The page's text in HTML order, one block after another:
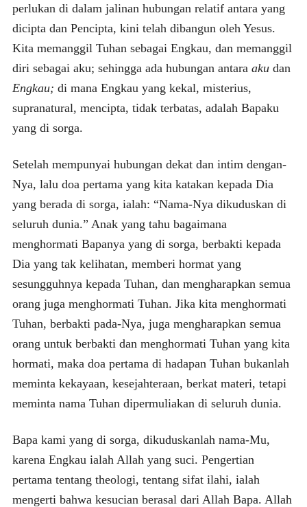
perlukan di dalam jalinan hubungan relatif antara yang
dicipta dan Pencipta, kini telah dibangun oleh Yesus.
Kita memanggil Tuhan sebagai Engkau, dan memanggil
diri sebagai aku; sehingga ada hubungan antara akudan
Engkau; di mana Engkau yang kekal, misterius,
supranatural, mencipta, tidak terbatas, adalah Bapaku
yang di sorga.
Setelah mempunyai hubungan dekat dan intim dengan-
Nya, lalu doa pertama yang kita katakan kepada Dia
yang berada di sorga, ialah: “Nama-Nya dikuduskan di
seluruh dunia.” Anak yang tahu bagaimana
menghormati Bapanya yang di sorga, berbakti kepada
Dia yang tak kelihatan, memberi hormat yang
sesungguhnya kepada Tuhan, dan mengharapkan semua
orang juga menghormati Tuhan. Jika kita menghormati
Tuhan, berbakti pada-Nya, juga mengharapkan semua
orang untuk berbakti dan menghormati Tuhan yang kita
hormati, maka doa pertama di hadapan Tuhan bukanlah
meminta kekayaan, kesejahteraan, berkat materi, tetapi
meminta nama Tuhan dipermuliakan di seluruh dunia.
Bapa kami yang di sorga, dikuduskanlah nama-Mu,
karena Engkau ialah Allah yang suci. Pengertian
pertama tentang theologi, tentang sifat ilahi, ialah
mengerti bahwa kesucian berasal dari Allah Bapa. Allah